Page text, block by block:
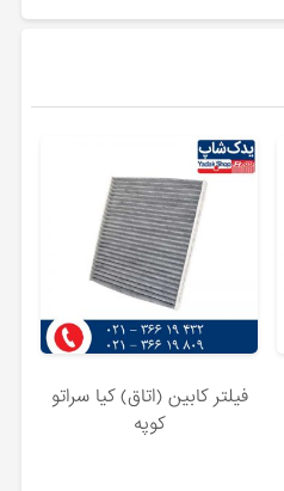
فیلتر کابین (اتاق) کیا سراتو
کوپه